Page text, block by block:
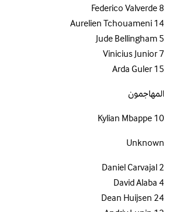
8
Federico Valverde
14
Aurelien Tchouameni
5
Jude Bellingham
7
Vinicius Junior
15
Arda Guler
المهاجمون
10
Kylian Mbappe
Unknown
2
Daniel Carvajal
4
David Alaba
24
Dean Huijsen